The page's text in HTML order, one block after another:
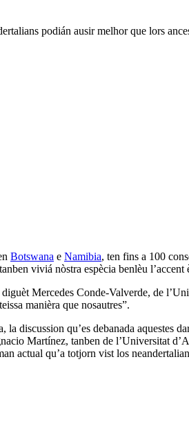
podián ausir melhor que lors
Botswana e Namibia, ten fins a 100
viviá nòstra espècia benlèu l’accent
Mercedes Conde-Valverde, de
manièra que nosautres”.
discussion qu’es debanada aquestes
Martínez, tanben de l’Universitat
actual qu’a totjorn vist los